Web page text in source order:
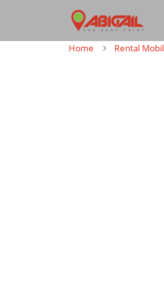
Home 5 Rental Mobil